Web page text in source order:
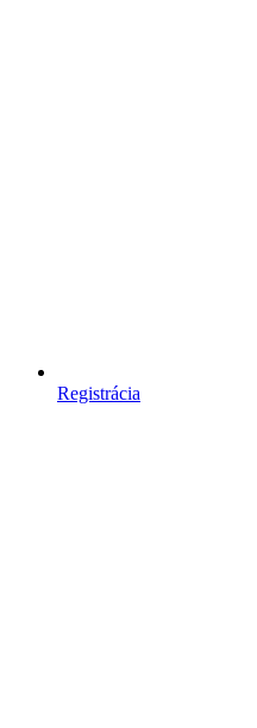
Registrácia